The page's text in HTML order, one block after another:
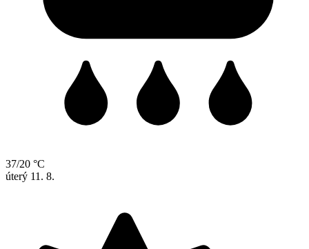
37/20 °C
úterý 11. 8.